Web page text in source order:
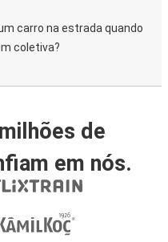
carro na estrada quando
coletiva?
de
em nós.